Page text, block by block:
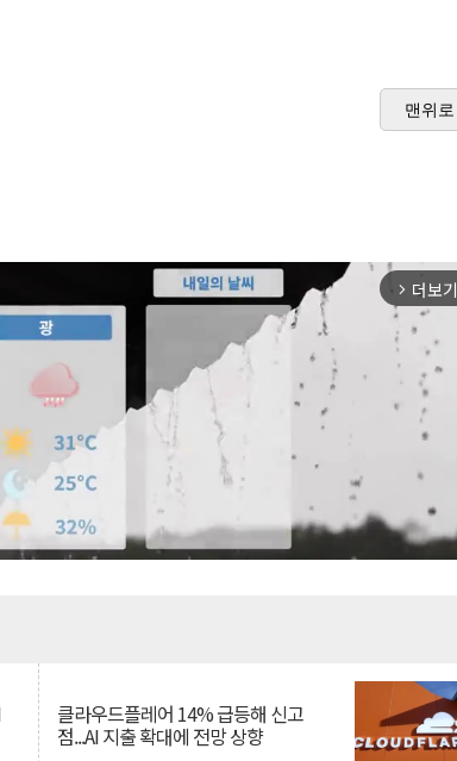
맨위로
arrow_forward_ios 더보기
클라우드플레어 14% 급등해 신고
점...AI 지출 확대에 전망 상향